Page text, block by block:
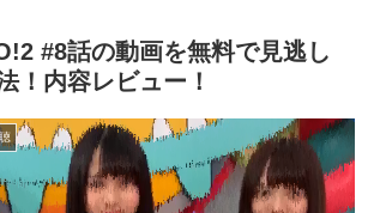
#8話の動画を無料で見逃し
！内容レビュー！